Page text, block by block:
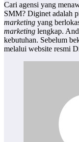
Cari agensi yang
SMM? Diginet adalah
marketing yang
marketing lengkap.
kebutuhan. Sebelum
melalui website resmi